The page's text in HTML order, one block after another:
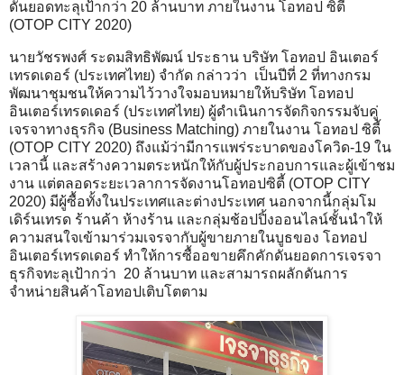
ดันยอดทะลุเป้ากว่า 20 ล้านบาท ภายในงาน โอทอป ซิตี้
(OTOP CITY 2020)
นายวัชรพงศ์ ระดมสิทธิพัฒน์ ประธาน บริษัท โอทอป อินเตอร์
เทรดเดอร์ (ประเทศไทย) จำกัด กล่าวว่า เป็นปีที่ 2 ที่ทางกรม
พัฒนาชุมชนให้ความไว้วางใจมอบหมายให้บริษัท โอทอป
อินเตอร์เทรดเดอร์ (ประเทศไทย) ผู้ดำเนินการจัดกิจกรรมจับคู่
เจรจาทางธุรกิจ (Business Matching) ภายในงาน โอทอป ซิตี้
(OTOP CITY 2020) ถึงแม้ว่ามีการแพร่ระบาดของโควิด-19 ใน
เวลานี้ และสร้างความตระหนักให้กับผู้ประกอบการและผู้เข้าชม
งาน แต่ตลอดระยะเวลาการจัดงานโอทอปซิตี้ (OTOP CITY
2020) มีผู้ซื้อทั้งในประเทศและต่างประเทศ นอกจากนี้กลุ่มโม
เดิร์นเทรด ร้านค้า ห้างร้าน และกลุ่มช้อปปิ้งออนไลน์ชั้นนำให้
ความสนใจเข้ามาร่วมเจรจากับผู้ขายภายในบูธของ โอทอป
อินเตอร์เทรดเดอร์ ทำให้การซื้ออขายคึกคักดันยอดการเจรจา
ธุรกิจทะลุเป้ากว่า 20 ล้านบาท และสามารถผลักดันการ
จำหน่ายสินค้าโอทอปเติบโตตาม